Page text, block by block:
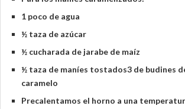
1 poco de agua
½ taza de azúcar
½ cucharada de jarabe de maíz
½ taza de maníes tostados3 de budines
caramelo
Precalentamos el horno a una